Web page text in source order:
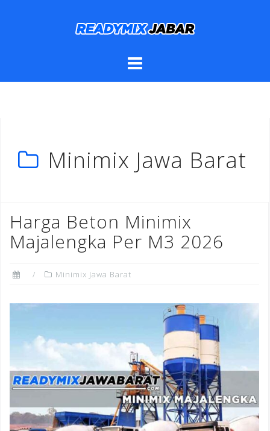
Minimix Jawa Barat
Harga Beton Minimix
Majalengka Per M3 2026
Minimix Jawa Barat